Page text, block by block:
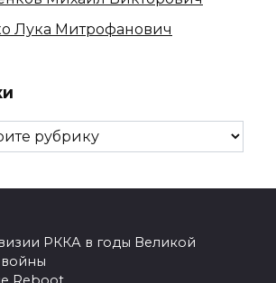
Лука Митрофанович
РККА в годы Великой
войны